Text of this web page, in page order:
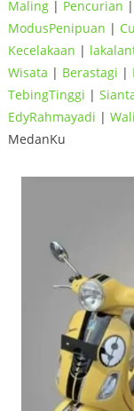
Maling| Pencurian |
ModusPenipuan |
Kecelakaan |
Wisata | Berastagi |
TebingTinggi |
EdyRahmayadi |
MedanKu